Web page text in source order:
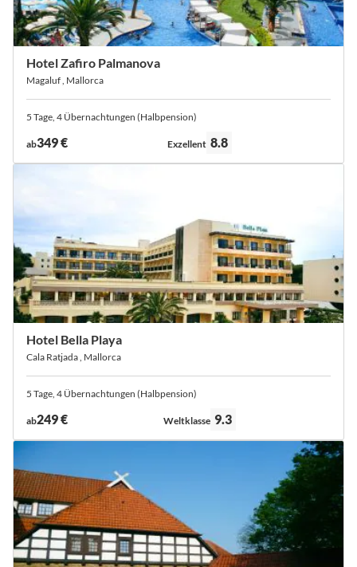
Hotel Zafiro Palmanova
Magaluf , Mallorca
5 Tage, 4 Übernachtungen (Halbpension)
ab349 € Bewertung:
Exzellent 8.8
Hotel Bella Playa
Cala Ratjada , Mallorca
5 Tage, 4 Übernachtungen (Halbpension)
ab249 € Bewertung:
Weltklasse 9.3